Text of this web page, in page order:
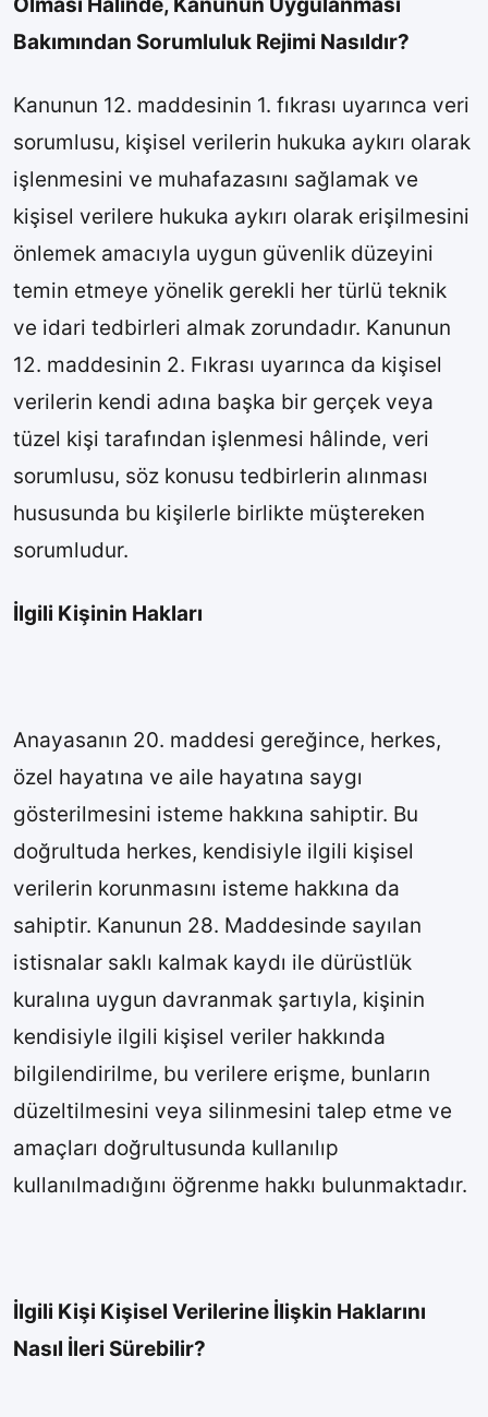
Olması Halinde, Kanunun Uygulanması
Bakımından Sorumluluk Rejimi Nasıldır?
Kanunun 12. maddesinin 1. fıkrası uyarınca veri
sorumlusu, kişisel verilerin hukuka aykırı olarak
işlenmesini ve muhafazasını sağlamak ve
kişisel verilere hukuka aykırı olarak erişilmesini
önlemek amacıyla uygun güvenlik düzeyini
temin etmeye yönelik gerekli her türlü teknik
ve idari tedbirleri almak zorundadır. Kanunun
12. maddesinin 2. Fıkrası uyarınca da kişisel
verilerin kendi adına başka bir gerçek veya
tüzel kişi tarafından işlenmesi hâlinde, veri
sorumlusu, söz konusu tedbirlerin alınması
hususunda bu kişilerle birlikte müştereken
sorumludur.
İlgili Kişinin Hakları
Anayasanın 20. maddesi gereğince, herkes,
özel hayatına ve aile hayatına saygı
gösterilmesini isteme hakkına sahiptir. Bu
doğrultuda herkes, kendisiyle ilgili kişisel
verilerin korunmasını isteme hakkına da
sahiptir. Kanunun 28. Maddesinde sayılan
istisnalar saklı kalmak kaydı ile dürüstlük
kuralına uygun davranmak şartıyla, kişinin
kendisiyle ilgili kişisel veriler hakkında
bilgilendirilme, bu verilere erişme, bunların
düzeltilmesini veya silinmesini talep etme ve
amaçları doğrultusunda kullanılıp
kullanılmadığını öğrenme hakkı bulunmaktadır.
İlgili Kişi Kişisel Verilerine İlişkin Haklarını
Nasıl İleri Sürebilir?